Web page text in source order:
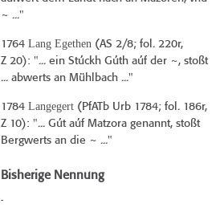
~ ..."
1764 Lang Egethen(AS 2/8; fol. 220r,
Z 20): "... ein Stúckh Gúth aúf der ~, stoßt
... abwerts an Mühlbach ..."
1784 Langegert( PfATb Urb 1784; fol. 186r,
Z 10): "... Gút aúf Matzora genannt, stoßt
Bergwerts an die ~ ..."
Bisherige Nennung
-